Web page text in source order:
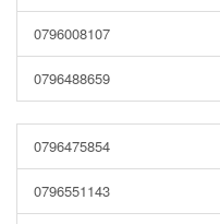
0796008107
0796488659
0796475854
0796551143